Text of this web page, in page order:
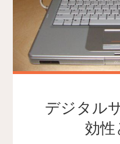
デジタル
効性